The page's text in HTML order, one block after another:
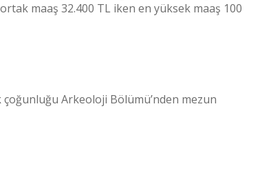
maaş 32.400 TL iken en yüksek maaş 100
Arkeoloji Bölümü’nden mezun